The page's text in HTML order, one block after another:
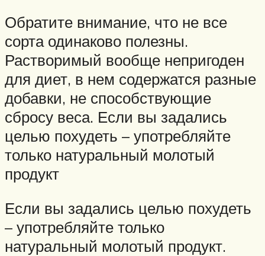
Обратите внимание, что не все
сорта одинаково полезны.
Растворимый вообще непригоден
для диет, в нем содержатся разные
добавки, не способствующие
сбросу веса. Если вы задались
целью похудеть – употребляйте
только натуральный молотый
продукт
Если вы задались целью похудеть
– употребляйте только
натуральный молотый продукт.